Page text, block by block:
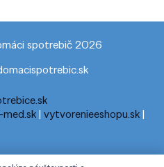
spotrebič 2026
| vytvorenieeshopu.sk|
|pracanadoma.net|telefonny-